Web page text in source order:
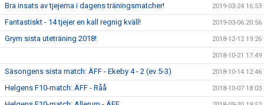
Bra insats av tjejerna i dagens träningsmatcher! 2019-03-24 16:53
Fantastiskt - 14 tjejer en kall regnig kväll! 2019-03-06 20:56
Grym sista uteträning 2018! 2018-12-12 19:26
2018-10-21 17:49
Säsongens sista match: ÄFF - Ekeby 4 - 2 (ev 5-3) 2018-10-14 12:46
Helgens F10-match: ÄFF - Råå 2018-10-07 18:03